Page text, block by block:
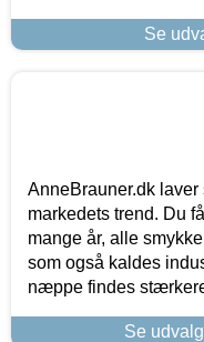
Se
AnneBrauner.dk
markedets trend. Du
mange år, alle
som også kaldes
næppe findes
Se